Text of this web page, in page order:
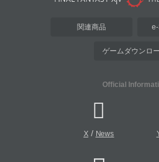
関連商品
ゲームダウンロ
Official
X/ News